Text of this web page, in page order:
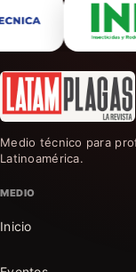
Medio técnico para
Latinoamérica.
MEDIO
Inicio